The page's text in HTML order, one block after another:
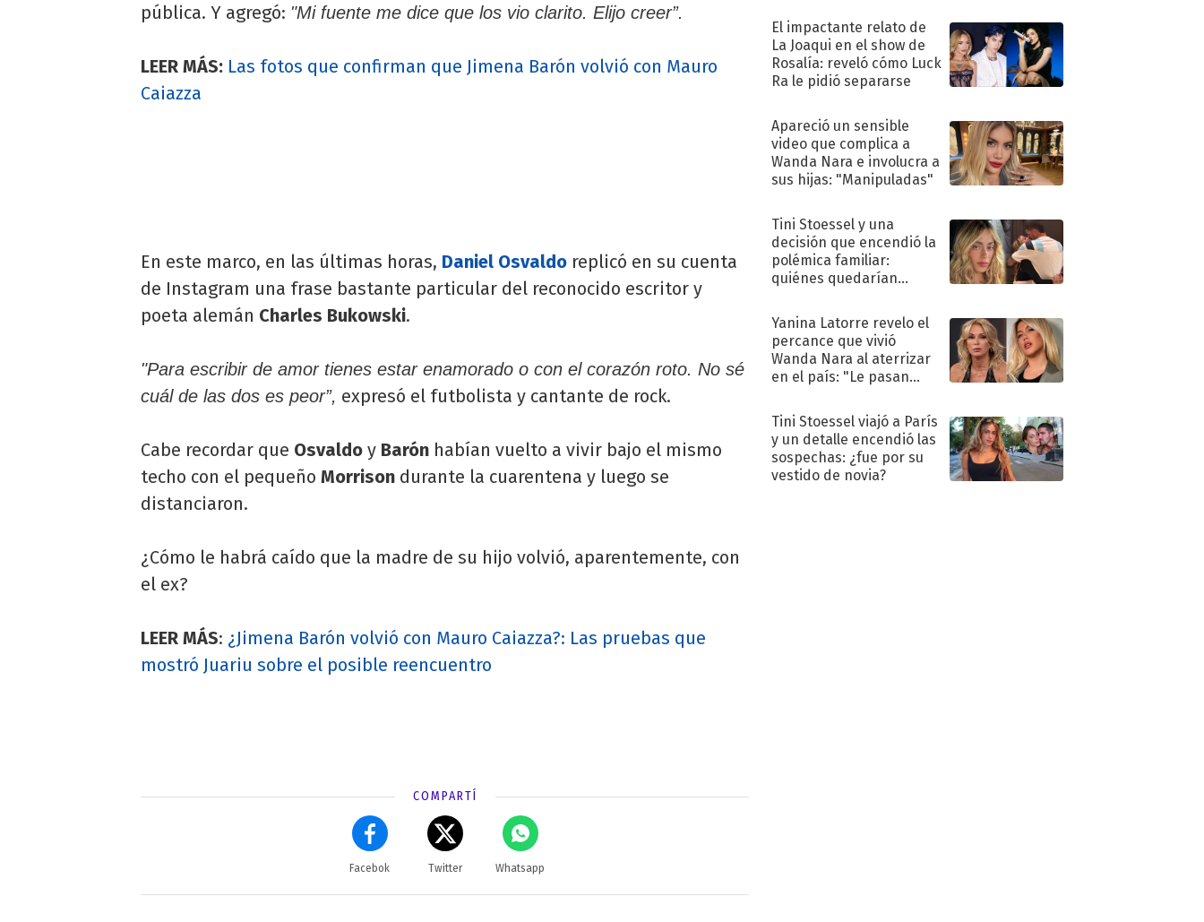
pública. Y agregó: "Mi fuente me dice que los vio clarito. Elijo creer”.
LEER MÁS: Las fotos que confirman que Jimena Barón volvió con Mauro
Caiazza
En este marco, en las últimas horas, Daniel Osvaldo replicó en su cuenta
de Instagram una frase bastante particular del reconocido escritor y
poeta alemán Charles Bukowski.
"Para escribir de amor tienes estar enamorado o con el corazón roto. No sé
cuál de las dos es peor”, expresó el futbolista y cantante de rock.
Cabe recordar que Osvaldo y Barón habían vuelto a vivir bajo el mismo
techo con el pequeño Morrison durante la cuarentena y luego se
distanciaron.
¿Cómo le habrá caído que la madre de su hijo volvió, aparentemente, con
el ex?
LEER MÁS: ¿Jimena Barón volvió con Mauro Caiazza?: Las pruebas que
mostró Juariu sobre el posible reencuentro
COMPARTÍ
Facebok Twitter Whatsapp
El impactante relato de
La Joaqui en el show de
Rosalía: reveló cómo Luck
Ra le pidió separarse
Apareció un sensible
video que complica a
Wanda Nara e involucra a
sus hijas: "Manipuladas"
Tini Stoessel y una
decisión que encendió la
polémica familiar:
quiénes quedarían
Yanina Latorre revelo el
percance que vivió
Wanda Nara al aterrizar
en el país: "Le pasan
Tini Stoessel viajó a París
y un detalle encendió las
sospechas: ¿fue por su
vestido de novia?